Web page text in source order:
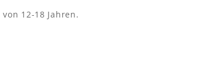
12-18 Jahren.